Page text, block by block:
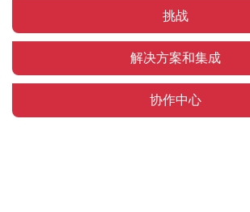
挑战
解决方案和集成
协作中心